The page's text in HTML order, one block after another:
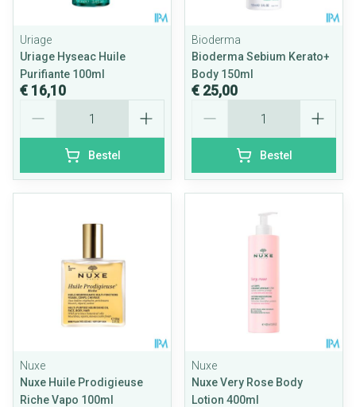
Uriage
Uriage Hyseac Huile
Purifiante 100ml
€ 16,10
Bestel
Bioderma
Bioderma Sebium Kerato+
Body 150ml
€ 25,00
Bestel
Nuxe
Nuxe Huile Prodigieuse
Riche Vapo 100ml
Nuxe
Nuxe Very Rose Body
Lotion 400ml